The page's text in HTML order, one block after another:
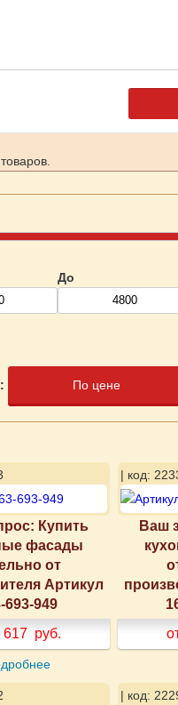
До
По цене
Купить
фасады
от
Артикул
693-949
617 руб.
| код:
Ваш
| код: